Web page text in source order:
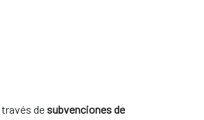
través de subvenciones de